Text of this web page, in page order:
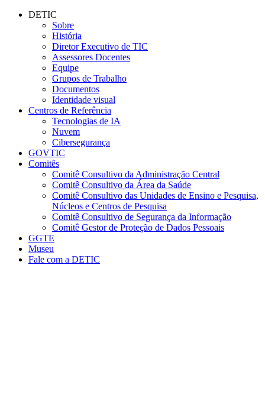
Conteúdo principal
DETIC
Sobre
História
Diretor Executivo de TIC
Assessores Docentes
Equipe
Grupos de Trabalho
Documentos
Identidade visual
Centros de Referência
Tecnologias de IA
Nuvem
Cibersegurança
GOVTIC
Comitês
Comitê Consultivo da Administração Central
Comitê Consultivo da Área da Saúde
Comitê Consultivo das Unidades de Ensino e Pesquisa,
Núcleos e Centros de Pesquisa
Comitê Consultivo de Segurança da Informação
Comitê Gestor de Proteção de Dados Pessoais
GGTE
Museu
Fale com a DETIC